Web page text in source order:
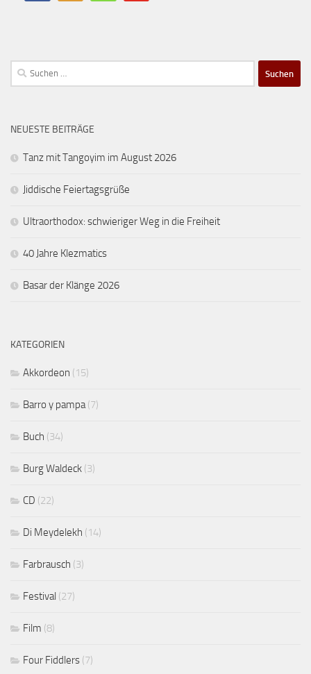
Suchen
nach:
NEUESTE BEITRÄGE
Tanz mit Tangoyim im August 2026
Jiddische Feiertagsgrüße
Ultraorthodox: schwieriger Weg in die Freiheit
40 Jahre Klezmatics
Basar der Klänge 2026
KATEGORIEN
Akkordeon (15)
Barro y pampa(7)
Buch (34)
Burg Waldeck (3)
CD (22)
Di Meydelekh (14)
Farbrausch (3)
Festival (27)
Film (8)
Four Fiddlers (7)